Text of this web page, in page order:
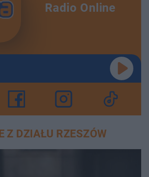
Radio Online
Z DZIAŁU RZESZÓW